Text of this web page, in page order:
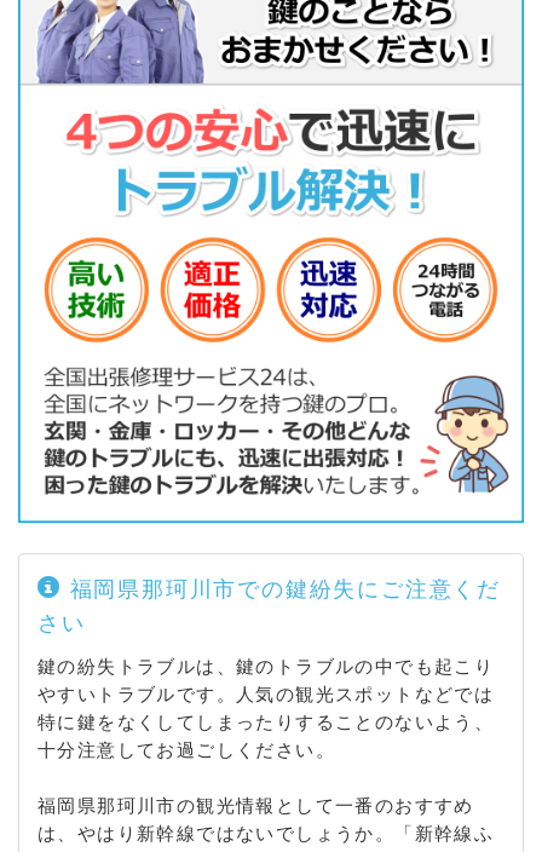
福岡県那珂川市での鍵紛失にご注意くだ
さい
鍵の紛失トラブルは、鍵のトラブルの中でも起こり
やすいトラブルです。人気の観光スポットなどでは
特に鍵をなくしてしまったりすることのないよう、
十分注意してお過ごしください。
福岡県那珂川市の観光情報として一番のおすすめ
は、やはり新幹線ではないでしょうか。「新幹線ふ